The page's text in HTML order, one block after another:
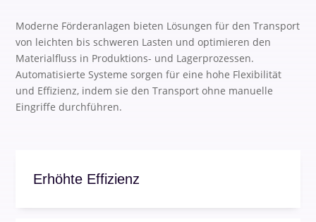
Moderne Förderanlagen bieten Lösungen für den Transport
von leichten bis schweren Lasten und optimieren den
Materialfluss in Produktions- und Lagerprozessen.
Automatisierte Systeme sorgen für eine hohe Flexibilität
und Effizienz, indem sie den Transport ohne manuelle
Eingriffe durchführen.
Erhöhte Effizienz